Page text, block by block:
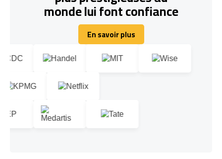
monde lui font confiance
En savoir plus
En savoir plus